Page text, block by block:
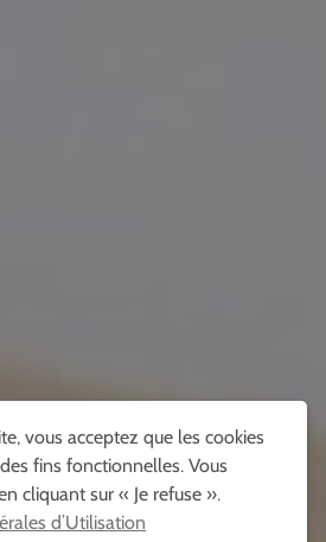
vous acceptez que les cookies
fins fonctionnelles. Vous
cliquant sur « Je refuse ».
d’Utilisation